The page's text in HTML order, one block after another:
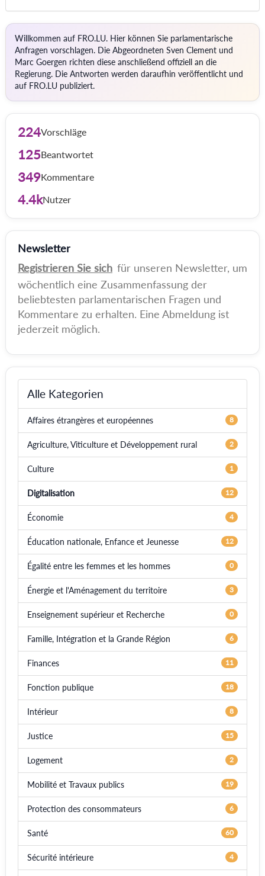
Willkommen auf FRO.LU. Hier können Sie parlamentarische
Anfragen vorschlagen. Die Abgeordneten Sven Clement und
Marc Goergen richten diese anschließend offiziell an die
Regierung. Die Antworten werden daraufhin veröffentlicht und
auf FRO.LU publiziert.
224Vorschläge
125Beantwortet
349Kommentare
4.4kNutzer
Newsletter
Registrieren Sie sich für unseren Newsletter, um
wöchentlich eine Zusammenfassung der
beliebtesten parlamentarischen Fragen und
Kommentare zu erhalten. Eine Abmeldung ist
jederzeit möglich.
Alle Kategorien
Affaires étrangères et européennes 8
Agriculture, Viticulture et Développement rural 2
Culture 1
Digitalisation 12
Économie 4
Éducation nationale, Enfance et Jeunesse 12
Égalité entre les femmes et les hommes 0
Énergie et l'Aménagement du territoire 3
Enseignement supérieur et Recherche 0
Famille, Intégration et la Grande Région 6
Finances 11
Fonction publique 18
Intérieur 8
Justice 15
Logement 2
Mobilité et Travaux publics 19
Protection des consommateurs 6
Santé 60
Sécurité intérieure 4